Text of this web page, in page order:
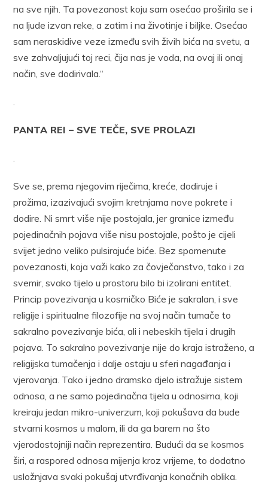
na sve njih. Ta povezanost koju sam osećao proširila se i
na ljude izvan reke, a zatim i na životinje i biljke. Osećao
sam neraskidive veze između svih živih bića na svetu, a
sve zahvaljujući toj reci, čija nas je voda, na ovaj ili onaj
način, sve dodirivala.“
.
PANTA REI – SVE TEČE, SVE PROLAZI
.
Sve se, prema njegovim riječima, kreće, dodiruje i
prožima, izazivajući svojim kretnjama nove pokrete i
dodire. Ni smrt više nije postojala, jer granice između
pojedinačnih pojava više nisu postojale, pošto je cijeli
svijet jedno veliko pulsirajuće biće. Bez spomenute
povezanosti, koja važi kako za čovječanstvo, tako i za
svemir, svako tijelo u prostoru bilo bi izolirani entitet.
Princip povezivanja u kosmičko Biće je sakralan, i sve
religije i spiritualne filozofije na svoj način tumače to
sakralno povezivanje bića, ali i nebeskih tijela i drugih
pojava. To sakralno povezivanje nije do kraja istraženo, a
religijska tumačenja i dalje ostaju u sferi nagađanja i
vjerovanja. Tako i jedno dramsko djelo istražuje sistem
odnosa, a ne samo pojedinačna tijela u odnosima, koji
kreiraju jedan mikro-univerzum, koji pokušava da bude
stvarni kosmos u malom, ili da ga barem na što
vjerodostojniji način reprezentira. Budući da se kosmos
širi, a raspored odnosa mijenja kroz vrijeme, to dodatno
usložnjava svaki pokušaj utvrđivanja konačnih oblika.